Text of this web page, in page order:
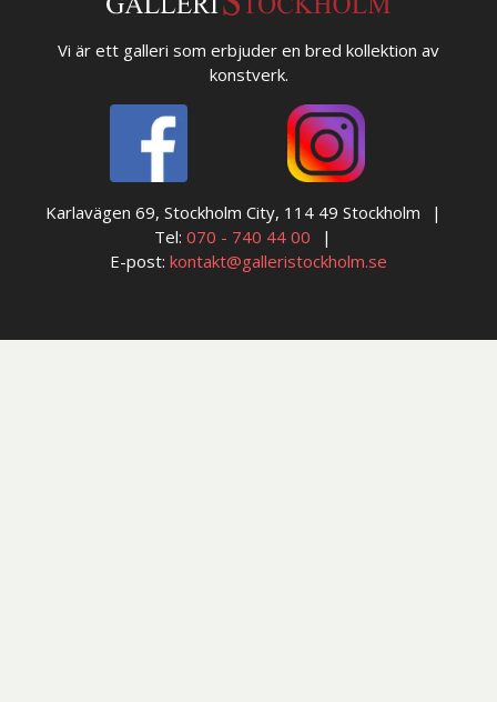
Vi är ett galleri som erbjuder en bred kollektion av
konstverk.
Karlavägen 69, Stockholm City, 114 49 Stockholm
Tel: 070 - 740 44 00
E-post: kontakt@galleristockholm.se